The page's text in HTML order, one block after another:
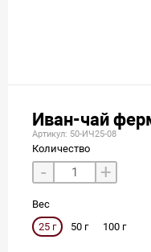
Иван-чай
Артикул: 50-ИЧ25-08
Количество
- +
Вес
25 г
50 г 100 г